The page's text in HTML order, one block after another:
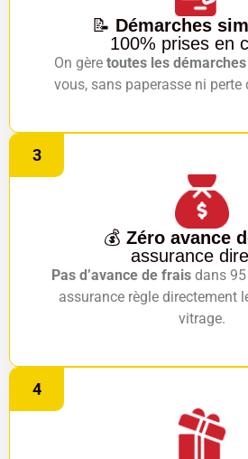
📝 Démarches
100% prises en
On gère toutes les
vous, sans paperasse ni perte
3
💰 Zéro avance
assurance
Pas d’avance de fraisdans 95
assurance règle directement
vitrage.
4